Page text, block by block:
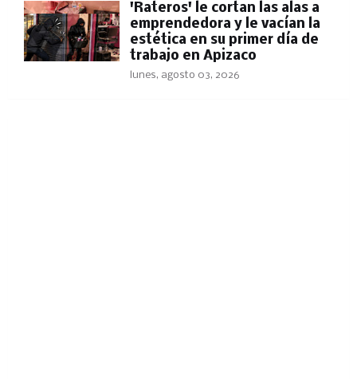
'Rateros' le cortan las alas a
emprendedora y le vacían la
estética en su primer día de
trabajo en Apizaco
lunes, agosto 03, 2026